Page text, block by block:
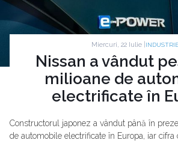
Miercuri, 22 Iulie | INDUSTRIE
Nissan a vândut
milioane de
electrificate în
Constructorul japonez a vândut până în
de automobile electrificate în Europa, iar cifra